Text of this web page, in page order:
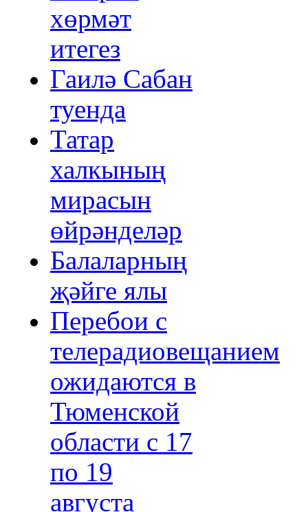
хөрмәт
итегез
Гаилә Сабан
туенда
Татар
халкының
мирасын
өйрәнделәр
Балаларның
җәйге ялы
Перебои с
телерадиовещанием
ожидаются в
Тюменской
области с 17
по 19
августа